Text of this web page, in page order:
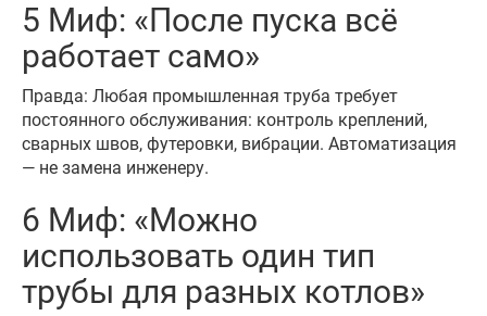
5 Миф: «После пуска всё
работает само»
Правда: Любая промышленная труба требует
постоянного обслуживания: контроль креплений,
сварных швов, футеровки, вибрации. Автоматизация
— не замена инженеру.
6 Миф: «Можно
использовать один тип
трубы для разных котлов»